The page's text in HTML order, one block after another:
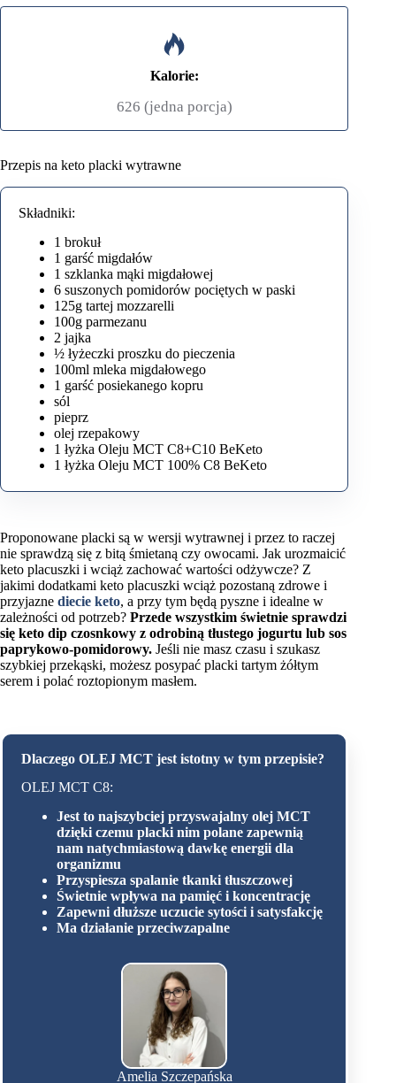
Kalorie:
626 (jedna porcja)
Przepis na keto placki wytrawne
Składniki:
1 brokuł
1 garść migdałów
1 szklanka mąki migdałowej
6 suszonych pomidorów pociętych w paski
125g tartej mozzarelli
100g parmezanu
2 jajka
½ łyżeczki proszku do pieczenia
100ml mleka migdałowego
1 garść posiekanego kopru
sól
pieprz
olej rzepakowy
1 łyżka Oleju MCT C8+C10 BeKeto
1 łyżka Oleju MCT 100% C8 BeKeto
Proponowane placki są w wersji wytrawnej i przez to raczej
nie sprawdzą się z bitą śmietaną czy owocami. Jak urozmaicić
keto placuszki i wciąż zachować wartości odżywcze? Z
jakimi dodatkami keto placuszki wciąż pozostaną zdrowe i
przyjazne diecie keto, a przy tym będą pyszne i idealne w
zależności od potrzeb? Przede wszystkim świetnie sprawdzi
się keto dip czosnkowy z odrobiną tłustego jogurtu lub sos
paprykowo-pomidorowy. Jeśli nie masz czasu i szukasz
szybkiej przekąski, możesz posypać placki tartym żółtym
serem i polać roztopionym masłem.
DlaczegoOLEJ MCTjest istotny w tym przepisie?
OLEJ MCT C8:
Jest to najszybciej przyswajalny olej MCT
dzięki czemu placki nim polane zapewnią
nam natychmiastową dawkę energii dla
organizmu
Przyspiesza spalanie tkanki tłuszczowej
Świetnie wpływa na pamięć i koncentrację
Zapewni dłuższe uczucie sytości i satysfakcję
Ma działanie przeciwzapalne
Amelia Szczepańska